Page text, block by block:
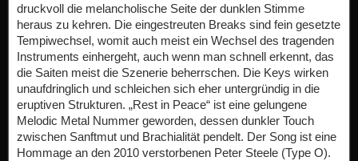
druckvoll die melancholische Seite der dunklen Stimme
heraus zu kehren. Die eingestreuten Breaks sind fein gesetzte
Tempiwechsel, womit auch meist ein Wechsel des tragenden
Instruments einhergeht, auch wenn man schnell erkennt, das
die Saiten meist die Szenerie beherrschen. Die Keys wirken
unaufdringlich und schleichen sich eher untergründig in die
eruptiven Strukturen. „Rest in Peace“ ist eine gelungene
Melodic Metal Nummer geworden, dessen dunkler Touch
zwischen Sanftmut und Brachialität pendelt. Der Song ist eine
Hommage an den 2010 verstorbenen Peter Steele (Type O).